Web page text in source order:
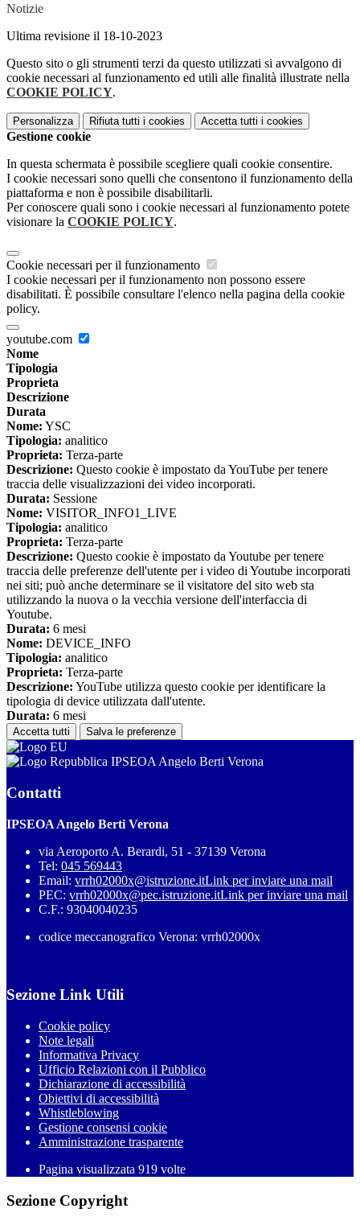
Notizie
Ultima revisione il 18-10-2023
Questo sito o gli strumenti terzi da questo utilizzati si avvalgono di
cookie necessari al funzionamento ed utili alle finalità illustrate nella
COOKIE POLICY.
Personalizza Rifiuta tutti i cookies Accetta tutti i cookies
Gestione cookie
In questa schermata è possibile scegliere quali cookie consentire.
I cookie necessari sono quelli che consentono il funzionamento della
piattaforma e non è possibile disabilitarli.
Per conoscere quali sono i cookie necessari al funzionamento potete
visionare la COOKIE POLICY.
Cookie necessari per il funzionamento
I cookie necessari per il funzionamento non possono essere
disabilitati. È possibile consultare l'elenco nella pagina della cookie
policy.
youtube.com
Nome
Tipologia
Proprieta
Descrizione
Durata
Nome: YSC
Tipologia: analitico
Proprieta: Terza-parte
Descrizione: Questo cookie è impostato da YouTube per tenere
traccia delle visualizzazioni dei video incorporati.
Durata: Sessione
Nome: VISITOR_INFO1_LIVE
Tipologia: analitico
Proprieta: Terza-parte
Descrizione: Questo cookie è impostato da Youtube per tenere
traccia delle preferenze dell'utente per i video di Youtube incorporati
nei siti; può anche determinare se il visitatore del sito web sta
utilizzando la nuova o la vecchia versione dell'interfaccia di
Youtube.
Durata: 6 mesi
Nome: DEVICE_INFO
Tipologia: analitico
Proprieta: Terza-parte
Descrizione: YouTube utilizza questo cookie per identificare la
tipologia di device utilizzata dall'utente.
Durata: 6 mesi
Accetta tutti Salva le preferenze
IPSEOA Angelo Berti Verona
Contatti
IPSEOA Angelo Berti Verona
via Aeroporto A. Berardi, 51 - 37139 Verona
Tel: 045 569443
Email: vrrh02000x@istruzione.itLink per inviare una mail
PEC: vrrh02000x@pec.istruzione.itLink per inviare una mail
C.F.: 93040040235
codice meccanografico Verona: vrrh02000x
Sezione Link Utili
Cookie policy
Note legali
Informativa Privacy
Ufficio Relazioni con il Pubblico
Dichiarazione di accessibilità
Obiettivi di accessibilità
Whistleblowing
Gestione consensi cookie
Amministrazione trasparente
Pagina visualizzata 919 volte
Sezione Copyright